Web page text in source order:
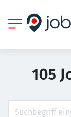
105